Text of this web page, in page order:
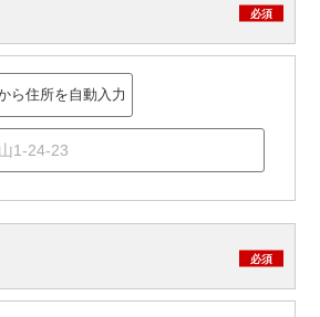
必須
必須